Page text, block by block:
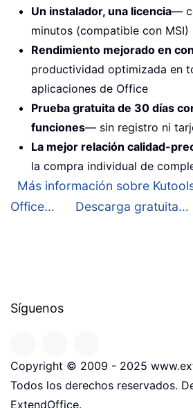
Un instalador, una licencia—
minutos (compatible con MSI)
Rendimiento mejorado en
productividad optimizada en
aplicaciones de Office
Prueba gratuita de 30 días
funciones— sin registro ni
La mejor relación calidad-
la compra individual de
Más información sobre
Office...
Descarga gratuita...
Síguenos
Copyright © 2009 - 2025
Todos los derechos reservados.
ExtendOffice.